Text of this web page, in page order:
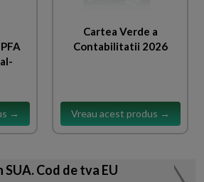
→
Cartea Verde a
Contabilitatii 2026
Vreau acest produs →
Cod de tva EU